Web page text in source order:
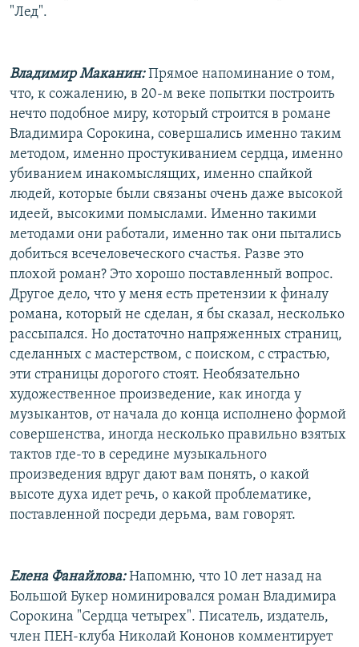
"Лед".
Владимир Маканин:Прямое напоминание о том,
что, к сожалению, в 20-м веке попытки построить
нечто подобное миру, который строится в романе
Владимира Сорокина, совершались именно таким
методом, именно простукиванием сердца, именно
убиванием инакомыслящих, именно спайкой
людей, которые были связаны очень даже высокой
идеей, высокими помыслами. Именно такими
методами они работали, именно так они пытались
добиться всечеловеческого счастья. Разве это
плохой роман? Это хорошо поставленный вопрос.
Другое дело, что у меня есть претензии к финалу
романа, который не сделан, я бы сказал, несколько
рассыпался. Но достаточно напряженных страниц,
сделанных с мастерством, с поиском, с страстью,
эти страницы дорогого стоят. Необязательно
художественное произведение, как иногда у
музыкантов, от начала до конца исполнено формой
совершенства, иногда несколько правильно взятых
тактов где-то в середине музыкального
произведения вдруг дают вам понять, о какой
высоте духа идет речь, о какой проблематике,
поставленной посреди дерьма, вам говорят.
Елена Фанайлова:Напомню, что 10 лет назад на
Большой Букер номинировался роман Владимира
Сорокина "Сердца четырех". Писатель, издатель,
член ПЕН-клуба Николай Кононов комментирует